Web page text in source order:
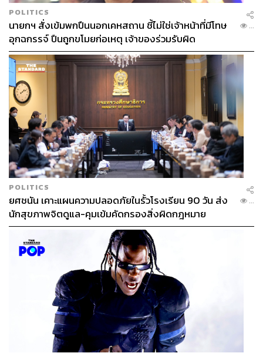
POLITICS
นายกฯ สั่งเข้มพกปืนนอกเคหสถาน ชี้ไม่ใช่เจ้าหน้าที่มีโทษ
อุกฉกรรจ์ ปืนถูกขโมยก่อเหตุ เจ้าของร่วมรับผิด
...
POLITICS
ยศชนัน เคาะแผนความปลอดภัยในรั้วโรงเรียน 90 วัน ส่ง
นักสุขภาพจิตดูแล-คุมเข้มคัดกรองสิ่งผิดกฎหมาย
...